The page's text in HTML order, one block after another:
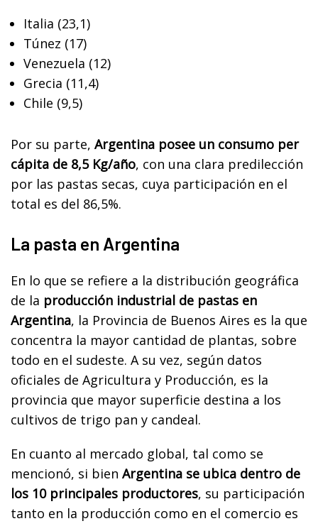
Italia (23,1)
Túnez (17)
Venezuela (12)
Grecia (11,4)
Chile (9,5)
Por su parte, Argentina posee un consumo per
cápita de 8,5 Kg/año, con una clara predilección
por las pastas secas, cuya participación en el
total es del 86,5%.
La pasta en Argentina
En lo que se refiere a la distribución geográfica
de la producción industrial de pastas en
Argentina, la Provincia de Buenos Aires es la que
concentra la mayor cantidad de plantas, sobre
todo en el sudeste. A su vez, según datos
oficiales de Agricultura y Producción, es la
provincia que mayor superficie destina a los
cultivos de trigo pan y candeal.
En cuanto al mercado global, tal como se
mencionó, si bien Argentina se ubica dentro de
los 10 principales productores, su participación
tanto en la producción como en el comercio es